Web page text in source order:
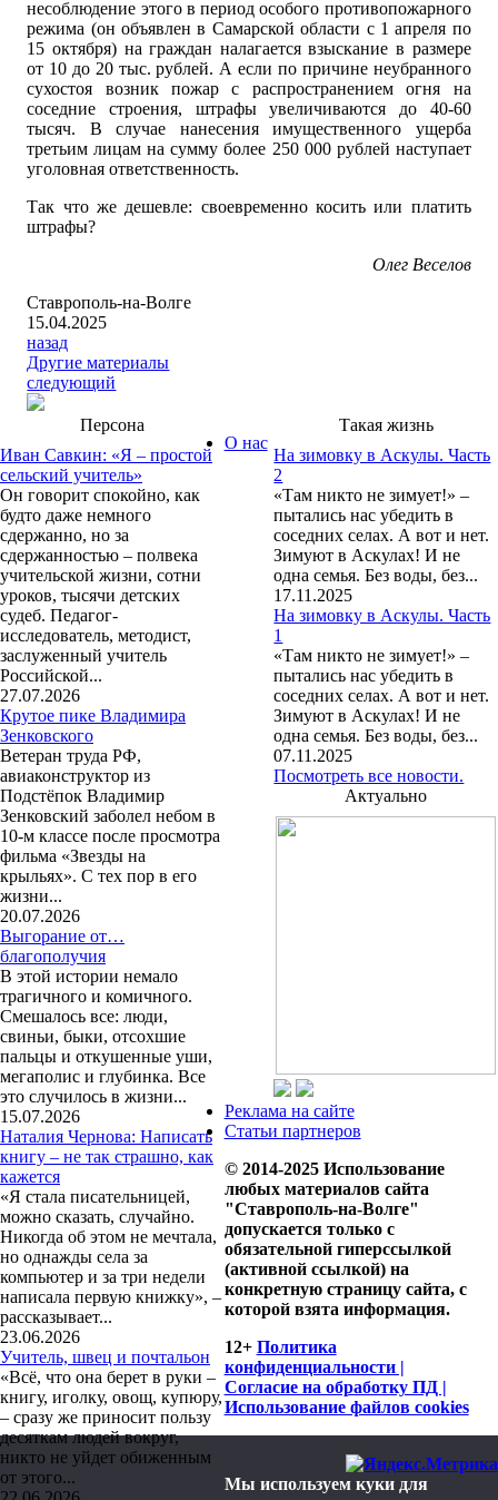
несоблюдение этого в период особого противопожарного
режима (он объявлен в Самарской области с 1 апреля по
15 октября) на граждан налагается взыскание в размере
от 10 до 20 тыс. рублей. А если по причине неубранного
сухостоя возник пожар с распространением огня на
соседние строения, штрафы увеличиваются до 40-60
тысяч. В случае нанесения имущественного ущерба
третьим лицам на сумму более 250 000 рублей наступает
уголовная ответственность.
Так что же дешевле: своевременно косить или платить
штрафы?
Олег Веселов
Ставрополь-на-Волге
15.04.2025
назад
Другие материалы
следующий
Персона
Иван Савкин: «Я – простой
сельский учитель»
Он говорит спокойно, как
будто даже немного
сдержанно, но за
сдержанностью – полвека
учительской жизни, сотни
уроков, тысячи детских
судеб. Педагог-
исследователь, методист,
заслуженный учитель
Российской...
27.07.2026
Крутое пике Владимира
Зенковского
Ветеран труда РФ,
авиаконструктор из
Подстёпок Владимир
Зенковский заболел небом в
10-м классе после просмотра
фильма «Звезды на
крыльях». С тех пор в его
жизни...
20.07.2026
Выгорание от…
благополучия
В этой истории немало
трагичного и комичного.
Смешалось все: люди,
свиньи, быки, отсохшие
пальцы и откушенные уши,
мегаполис и глубинка. Все
это случилось в жизни...
15.07.2026
Наталия Чернова: Написать
книгу – не так страшно, как
кажется
«Я стала писательницей,
можно сказать, случайно.
Никогда об этом не мечтала,
но однажды села за
компьютер и за три недели
написала первую книжку», –
рассказывает...
23.06.2026
Учитель, швец и почтальон
«Всё, что она берет в руки –
книгу, иголку, овощ, купюру,
– сразу же приносит пользу
десяткам людей вокруг,
никто не уйдет обиженным
от этого...
Такая жизнь
На зимовку в Аскулы. Часть
2
«Там никто не зимует!» –
пытались нас убедить в
соседних селах. А вот и нет.
Зимуют в Аскулах! И не
одна семья. Без воды, без...
17.11.2025
На зимовку в Аскулы. Часть
1
«Там никто не зимует!» –
пытались нас убедить в
соседних селах. А вот и нет.
Зимуют в Аскулах! И не
одна семья. Без воды, без...
07.11.2025
Посмотреть все новости.
Актуально
О нас
Реклама на сайте
Статьи партнеров
© 2014-2025 Использование
любых материалов сайта
"Ставрополь-на-Волге"
допускается только с
обязательной гиперссылкой
(активной ссылкой) на
конкретную страницу сайта, с
которой взята информация.
12+ Политика
конфиденциальности |
Согласие на обработку ПД |
Использование файлов cookies
Мы используем куки для